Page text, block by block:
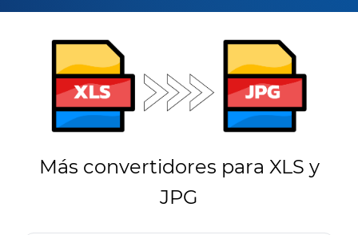
Más convertidores para XLS y
JPG